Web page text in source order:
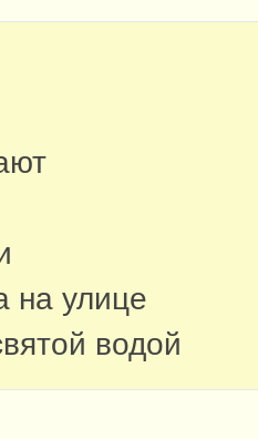
на улице
водой